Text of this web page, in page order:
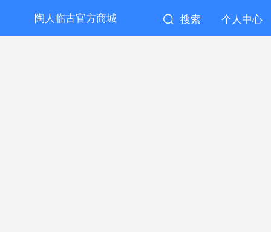
陶人临古官方商城 搜索 个人中心